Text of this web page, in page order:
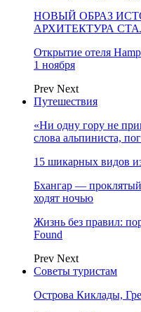
НОВЫЙ ОБРАЗ
АРХИТЕКТУРА
Открытие отеля
1 ноября
Prev Next
Путешествия
«Ни одну гору не
слова альпиниста,
15 шикарных видов
Бхангар —
ходят ночью
Жизнь без правил:
Found
Prev Next
Советы туристам
Острова Киклады,